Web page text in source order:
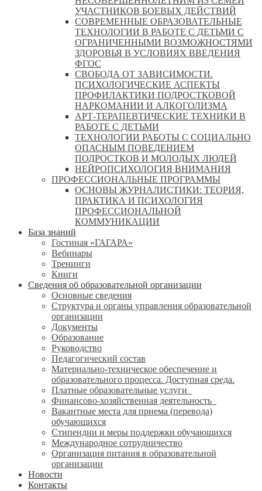
УЧАСТНИКОВ БОЕВЫХ ДЕЙСТВИЙ
СОВРЕМЕННЫЕ ОБРАЗОВАТЕЛЬНЫЕ
ТЕХНОЛОГИИ В РАБОТЕ С ДЕТЬМИ С
ОГРАНИЧЕННЫМИ ВОЗМОЖНОСТЯМИ
ЗДОРОВЬЯ В УСЛОВИЯХ ВВЕДЕНИЯ
ФГОС
СВОБОДА ОТ ЗАВИСИМОСТИ.
ПСИХОЛОГИЧЕСКИЕ АСПЕКТЫ
ПРОФИЛАКТИКИ ПОДРОСТКОВОЙ
НАРКОМАНИИ И АЛКОГОЛИЗМА
АРТ-ТЕРАПЕВТИЧЕСКИЕ ТЕХНИКИ В
РАБОТЕ С ДЕТЬМИ
ТЕХНОЛОГИИ РАБОТЫ С СОЦИАЛЬНО
ОПАСНЫМ ПОВЕДЕНИЕМ
ПОДРОСТКОВ И МОЛОДЫХ ЛЮДЕЙ
НЕЙРОПСИХОЛОГИЯ ВНИМАНИЯ
ПРОФЕССИОНАЛЬНЫЕ ПРОГРАММЫ
ОСНОВЫ ЖУРНАЛИСТИКИ: ТЕОРИЯ,
ПРАКТИКА И ПСИХОЛОГИЯ
ПРОФЕССИОНАЛЬНОЙ
КОММУНИКАЦИИ
База знаний
Гостиная «ГАГАРА»
Вебинары
Тренинги
Книги
Сведения об образовательной организации
Основные сведения
Структура и органы управления образовательной
организации
Документы
Образование
Руководство
Педагогический состав
Материально-техническое обеспечение и
образовательного процесса. Доступная среда.
Платные образовательные услуги
Финансово-хозяйственная деятельность
Вакантные места для приема (перевода)
обучающихся
Стипендии и меры поддержки обучающихся
Международное сотрудничество
Организация питания в образовательной
организации
Новости
Контакты